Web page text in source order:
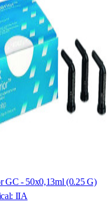
GC - 50x0,13ml (0.25 G)
IIA